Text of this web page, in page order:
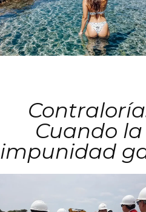
Cuando la
impunidad